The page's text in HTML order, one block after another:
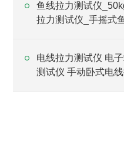
鱼线拉力测试仪
拉力测试仪_手摇式
电线拉力测试仪 电
测试仪 手动卧式电